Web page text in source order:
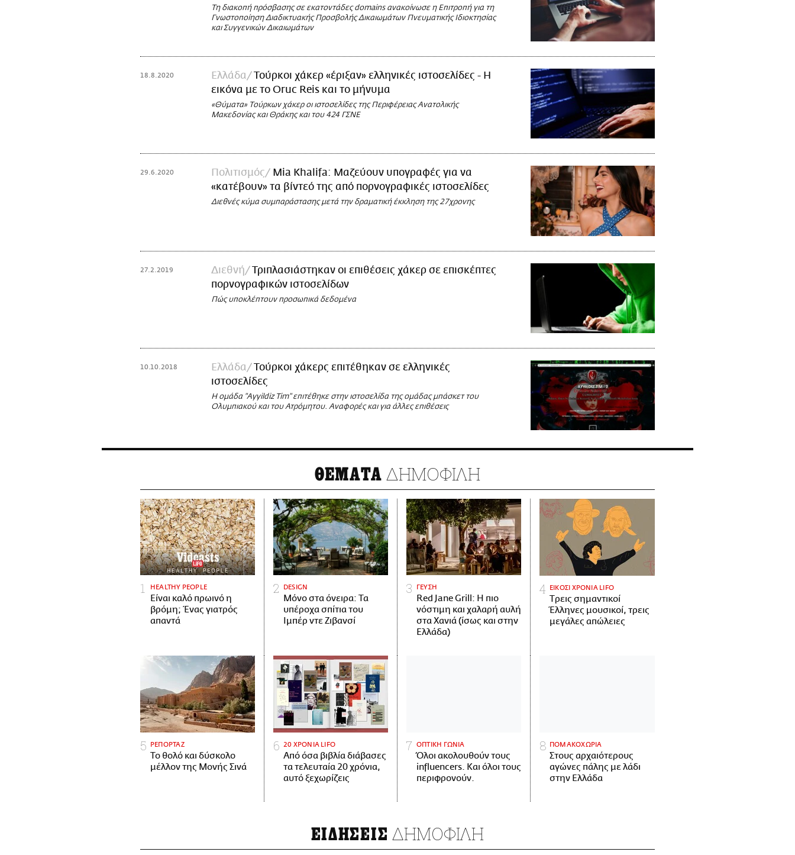
Τη διακοπή πρόσβασης σε εκατοντάδες domains ανακοίνωσε η Επιτροπή για τη
Γνωστοποίηση Διαδικτυακής Προσβολής Δικαιωμάτων Πνευματικής Ιδιοκτησίας
και Συγγενικών Δικαιωμάτων
18.8.2020 Ελλάδα
Τούρκοι χάκερ «έριξαν» ελληνικές ιστοσελίδες - Η
εικόνα με το Oruc Reis και το μήνυμα
«Θύματα» Τούρκων χάκερ οι ιστοσελίδες της Περιφέρειας Ανατολικής
Μακεδονίας και Θράκης και του 424 ΓΣΝΕ
29.6.2020 Πολιτισμός
Mia Khalifa: Μαζεύουν υπογραφές για να
«κατέβουν» τα βίντεό της από πορνογραφικές ιστοσελίδες
Διεθνές κύμα συμπαράστασης μετά την δραματική έκκληση της 27χρονης
27.2.2019 Διεθνή
Τριπλασιάστηκαν οι επιθέσεις χάκερ σε επισκέπτες
πορνογραφικών ιστοσελίδων
Πώς υποκλέπτουν προσωπικά δεδομένα
10.10.2018 Ελλάδα
Τούρκοι χάκερς επιτέθηκαν σε ελληνικές
ιστοσελίδες
Η ομάδα "Ayyildiz Tim" επιτέθηκε στην ιστοσελίδα της ομάδας μπάσκετ του
Ολυμπιακού και του Ατρόμητου. Αναφορές και για άλλες επιθέσεις
ΘΕΜΑΤΑ ΔΗΜΟΦΙΛΗ
HEALTHY PEOPLE
Είναι καλό πρωινό η
βρόμη; Ένας γιατρός
απαντά
DESIGN
Μόνο στα όνειρα: Τα
υπέροχα σπίτια του
Ιμπέρ ντε Ζιβανσί
ΓΕΥΣΗ
Red Jane Grill: Η πιο
νόστιμη και χαλαρή αυλή
στα Χανιά (ίσως και στην
Ελλάδα)
ΕΙΚΟΣΙ ΧΡΟΝΙΑ LIFO
Tρεις σημαντικοί
Έλληνες μουσικοί, τρεις
μεγάλες απώλειες
ΡΕΠΟΡΤΑΖ
Το θολό και δύσκολο
μέλλον της Μονής Σινά
20 ΧΡΟΝΙΑ LIFO
Από όσα βιβλία διάβασες
τα τελευταία 20 χρόνια,
αυτό ξεχωρίζεις
ΟΠΤΙΚΗ ΓΩΝΙΑ
Όλοι ακολουθούν τους
influencers. Και όλοι τους
περιφρονούν.
ΠΟΜΑΚΟΧΩΡΙΑ
Στους αρχαιότερους
αγώνες πάλης με λάδι
στην Ελλάδα
ΕΙΔΗΣΕΙΣ ΔΗΜΟΦΙΛΗ